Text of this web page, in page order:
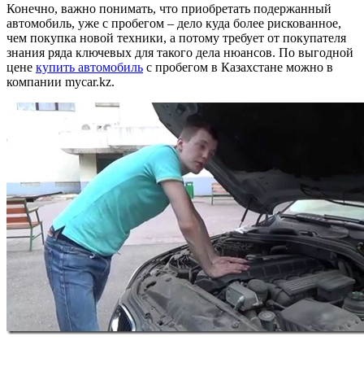
Конечно, важно понимать, что приобретать подержанный
автомобиль, уже с пробегом – дело куда более рискованное,
чем покупка новой техники, а потому требует от покупателя
знания ряда ключевых для такого дела нюансов. По выгодной
цене купить автомобиль с пробегом в Казахстане можно в
компании mycar.kz.